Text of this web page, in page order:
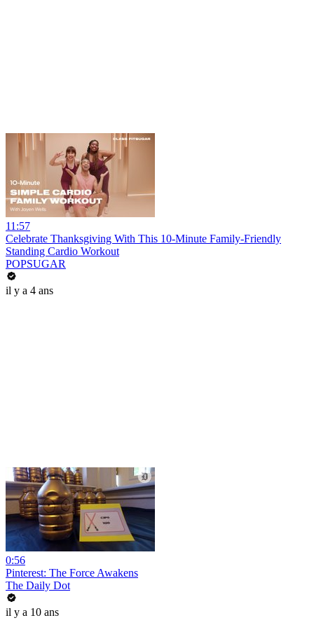
11:57
Celebrate Thanksgiving With This 10-Minute Family-Friendly
Standing Cardio Workout
POPSUGAR
il y a 4 ans
0:56
Pinterest: The Force Awakens
The Daily Dot
il y a 10 ans